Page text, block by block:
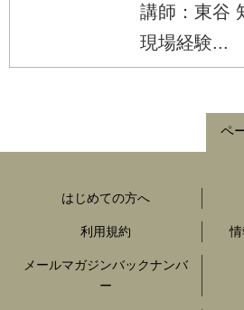
講師：東谷
現場経験...
ペ
はじめての方へ
利用規約
メールマガジンバックナンバ
ー